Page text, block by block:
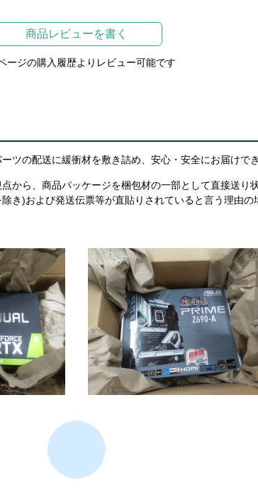
商品レビューを書く
ージの購入履歴よりレビュー可能です
の配送に緩衝材を敷き詰め、安心・安全にお届けで
から、商品パッケージを梱包材の一部として直接送
き)および発送伝票等が直貼りされていると言う理由